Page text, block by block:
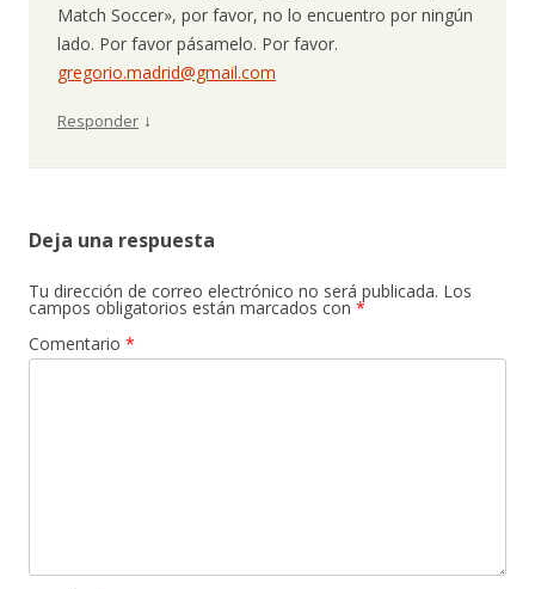
Match Soccer», por favor, no lo encuentro por ningún
lado. Por favor pásamelo. Por favor.
gregorio.madrid@gmail.com
Responder ↓
Deja una respuesta
Tu dirección de correo electrónico no será publicada. Los
campos obligatorios están marcados con *
Comentario *